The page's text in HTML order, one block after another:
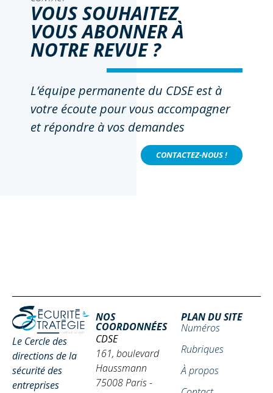
VOUS SOUHAITEZ
VOUS ABONNER À
NOTRE REVUE ?
L’équipe permanente du CDSE est à
votre écoute pour vous accompagner
et répondre à vos demandes
CONTACTEZ-NOUS !
Le Cercle des
directions de la
sécurité des
entreprises
NOS
COORDONNÉES
CDSE
161, boulevard
Haussmann
75008 Paris -
PLAN DU SITE
Numéros
Rubriques
À propos